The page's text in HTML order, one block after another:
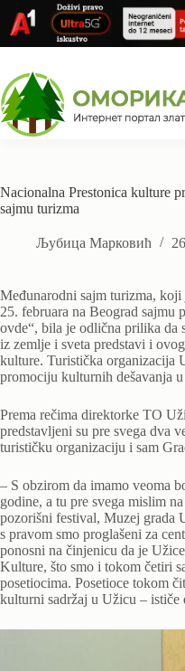
content
Nacionalna Prestonica kulture
sajmu turizma
Љубица Марковић
Međunarodni sajm turizma,
25. februara na Beograd sajmu
ovde“, bila je odlična prilika da
iz zemlje i sveta predstavi i
kulture. Turistička organizacija
promociju kulturnih dešavanja
Prema rečima direktorke TO
predstavljeni su pre svega dva
turističku organizaciju i sam
– S obzirom da imamo veoma
godine, a tu pre svega mislim
pozorišni festival, Muzej grada
s pravom smo proglašeni za
ponosni na činjenicu da je
Kulture, što smo i tokom četiri
posetiocima. Posetioce tokom
kulturni sadržaj u Užicu – ističe